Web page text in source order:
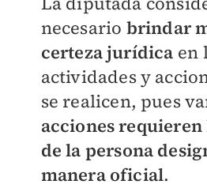
necesario brindar
certeza jurídica en
actividades y
se realicen, pues
acciones
de la persona
manera oficial.